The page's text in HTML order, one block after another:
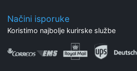
Načini isporuke
Koristimo najbolje kurirske službe